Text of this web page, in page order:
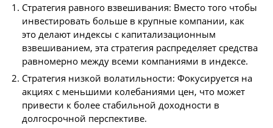
Стратегия равного взвешивания: Вместо того чтобы
инвестировать больше в крупные компании, как
это делают индексы с капитализационным
взвешиванием, эта стратегия распределяет средства
равномерно между всеми компаниями в индексе.
Стратегия низкой волатильности: Фокусируется на
акциях с меньшими колебаниями цен, что может
привести к более стабильной доходности в
долгосрочной перспективе.